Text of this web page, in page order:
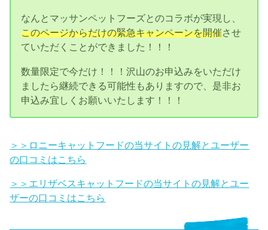
なんとマッサンペットフーズとのコラボが実現し、
このページからだけの緊急キャンペーンを開催させ
ていただくことができました！！！
数量限定で今だけ！！！沢山のお申込みをいただけ
ましたら継続できる可能性もありますので、是非お
申込み宜しくお願いいたします！！！
＞＞ロニーキャットフードの当サイトの見解とユーザー
の口コミはこちら
＞＞エリザベスキャットフードの当サイトの見解とユー
ザーの口コミはこちら